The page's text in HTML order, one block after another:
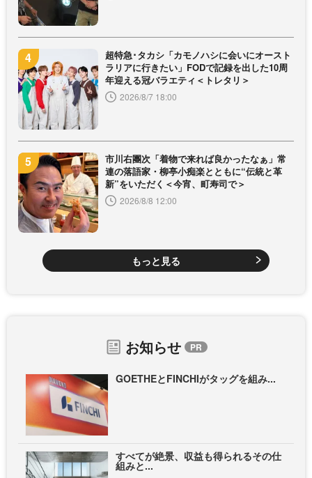
超特急･タカシ「カモノハシに会いにオースト
ラリアに行きたい」FODで記録を出した10周
年迎える冠バラエティ＜トレタリ＞
2026/8/7 18:00
市川右團次「着物で来れば良かったなぁ」常
連の落語家・柳亭小痴楽とともに“伝統と革
新”をいただく＜今宵、町寿司で＞
2026/8/8 12:00
もっと見る
お知らせ
GOETHEとFINCHIがタッグを組み...
すべてが絶景、収益も得られるその仕
組みと...